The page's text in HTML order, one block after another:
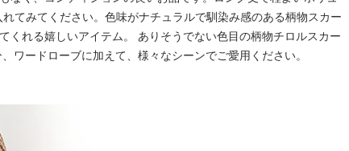
てみてください。色味がナチュラルで馴染み感のある柄物スカー
くれる嬉しいアイテム。 ありそうでない色目の柄物チロルスカー
ワードローブに加えて、様々なシーンでご愛用ください。